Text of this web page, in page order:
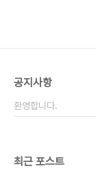
공지사항
환영합니다.
최근 포스트